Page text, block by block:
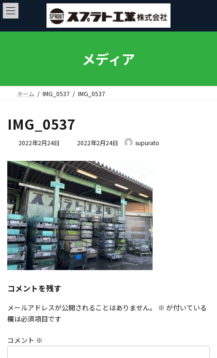
コ
ン
ン
ナ
ビ
ー
メディア
ホーム IMG_0537 IMG_0537
IMG_0537
2022年2月24日
最
新
日
時
:
2022年2月24日 supurato
コメントを残す
メールアドレスが公開されることはありません。 ※ が付いている
欄は必須項目です
コメント ※